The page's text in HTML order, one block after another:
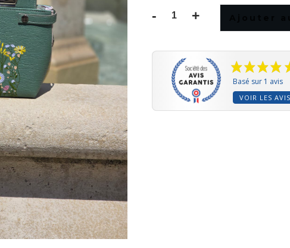
-
quantité
Patron
Amona
+
Basé sur 1 avis
VOIR LES AVIS